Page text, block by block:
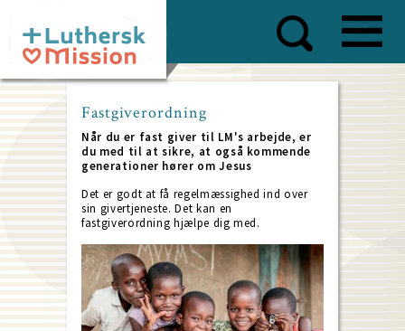
main
content
Fastgiverordning
Når du er fast giver til LM's arbejde, er
du med til at sikre, at også kommende
generationer hører om Jesus
Det er godt at få regelmæssighed ind over
sin givertjeneste. Det kan en
fastgiverordning hjælpe dig med.